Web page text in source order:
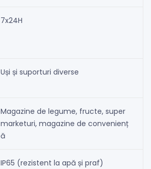
7x24H
Uși și suporturi diverse
Magazine de legume, fructe, super
marketuri, magazine de convenienț
ă
IP65 (rezistent la apă și praf)